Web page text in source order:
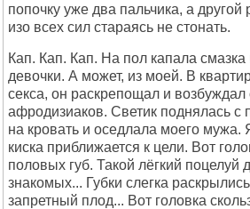
попочку уже два пальчика, а другой
изо всех сил стараясь не стонать.
Кап. Кап. Кап. На пол капала смазка
девочки. А может, из моей. В
секса, он раскрепощал и возбуждал
афродизиаков. Светик поднялась с
на кровать и оседлала моего мужа.
киска приближается к цели. Вот
половых губ. Такой лёгкий поцелуй
знакомых... Губки слегка
запретный плод... Вот головка